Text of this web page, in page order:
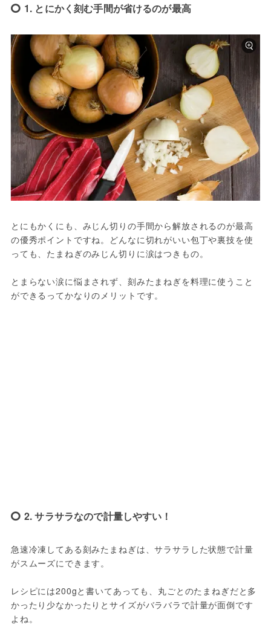
1. とにかく刻む手間が省けるのが最高
とにもかくにも、みじん切りの手間から解放されるのが最高
の優秀ポイントですね。どんなに切れがいい包丁や裏技を使
っても、たまねぎのみじん切りに涙はつきもの。
とまらない涙に悩まされず、刻みたまねぎを料理に使うこと
ができるってかなりのメリットです。
2. サラサラなので計量しやすい！
急速冷凍してある刻みたまねぎは、サラサラした状態で計量
がスムーズにできます。
レシピには200gと書いてあっても、丸ごとのたまねぎだと多
かったり少なかったりとサイズがバラバラで計量が面倒です
よね。